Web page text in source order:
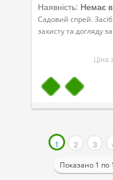
Наявність: Немає в
Садовий спрей.
захисту та догляду
Ціна
1 2 3
Показано 1 по